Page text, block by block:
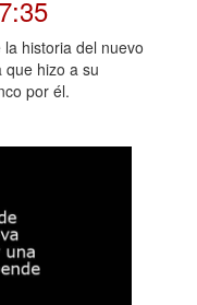
historia del nuevo
que hizo a su
por él.